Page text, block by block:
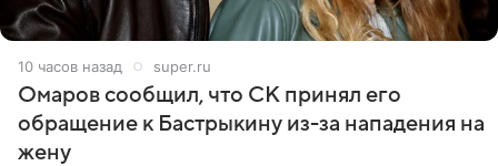
10 часов назад super.ru
Омаров сообщил, что СК принял его
обращение к Бастрыкину из-за нападения на
жену